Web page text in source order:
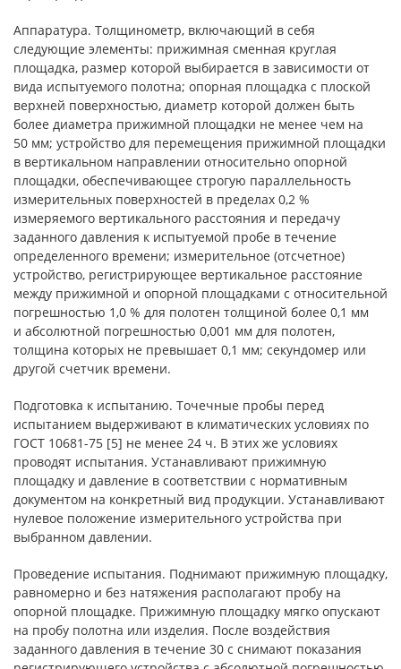
Аппаратура. Толщинометр, включающий в себя
следующие элементы: прижимная сменная круглая
площадка, размер которой выбирается в зависимости от
вида испытуемого полотна; опорная площадка с плоской
верхней поверхностью, диаметр которой должен быть
более диаметра прижимной площадки не менее чем на
50 мм; устройство для перемещения прижимной площадки
в вертикальном направлении относительно опорной
площадки, обеспечивающее строгую параллельность
измерительных поверхностей в пределах 0,2 %
измеряемого вертикального расстояния и передачу
заданного давления к испытуемой пробе в течение
определенного времени; измерительное (отсчетное)
устройство, регистрирующее вертикальное расстояние
между прижимной и опорной площадками с относительной
погрешностью 1,0 % для полотен толщиной более 0,1 мм
и абсолютной погрешностью 0,001 мм для полотен,
толщина которых не превышает 0,1 мм; секундомер или
другой счетчик времени.
Подготовка к испытанию. Точечные пробы перед
испытанием выдерживают в климатических условиях по
ГОСТ 10681-75 [5] не менее 24 ч. В этих же условиях
проводят испытания. Устанавливают прижимную
площадку и давление в соответствии с нормативным
документом на конкретный вид продукции. Устанавливают
нулевое положение измерительного устройства при
выбранном давлении.
Проведение испытания. Поднимают прижимную площадку,
равномерно и без натяжения располагают пробу на
опорной площадке. Прижимную площадку мягко опускают
на пробу полотна или изделия. После воздействия
заданного давления в течение 30 с снимают показания